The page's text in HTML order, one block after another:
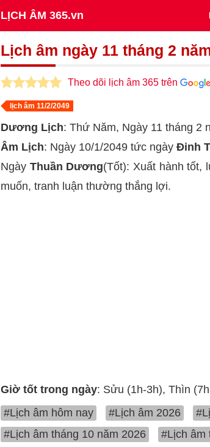
LỊCH ÂM 365.vn
Lịch âm ngày 11 tháng 2
Theo dõi lịch âm 365 trên
lịch âm 11/2/2049
Dương Lịch: Thứ Năm, Ngày 11 tháng 2
Âm Lịch: Ngày 10/1/2049 tức ngày Đinh
Ngày Thuần Dương(Tốt): Xuất hành tốt,
muốn, tranh luận thường thắng lợi.
Giờ tốt trong ngày: Sửu (1h-3h), Thìn
#Lịch âm hôm nay
#Lịch âm 2026
#Lịch âm tháng 10 năm 2026
#Lịch âm